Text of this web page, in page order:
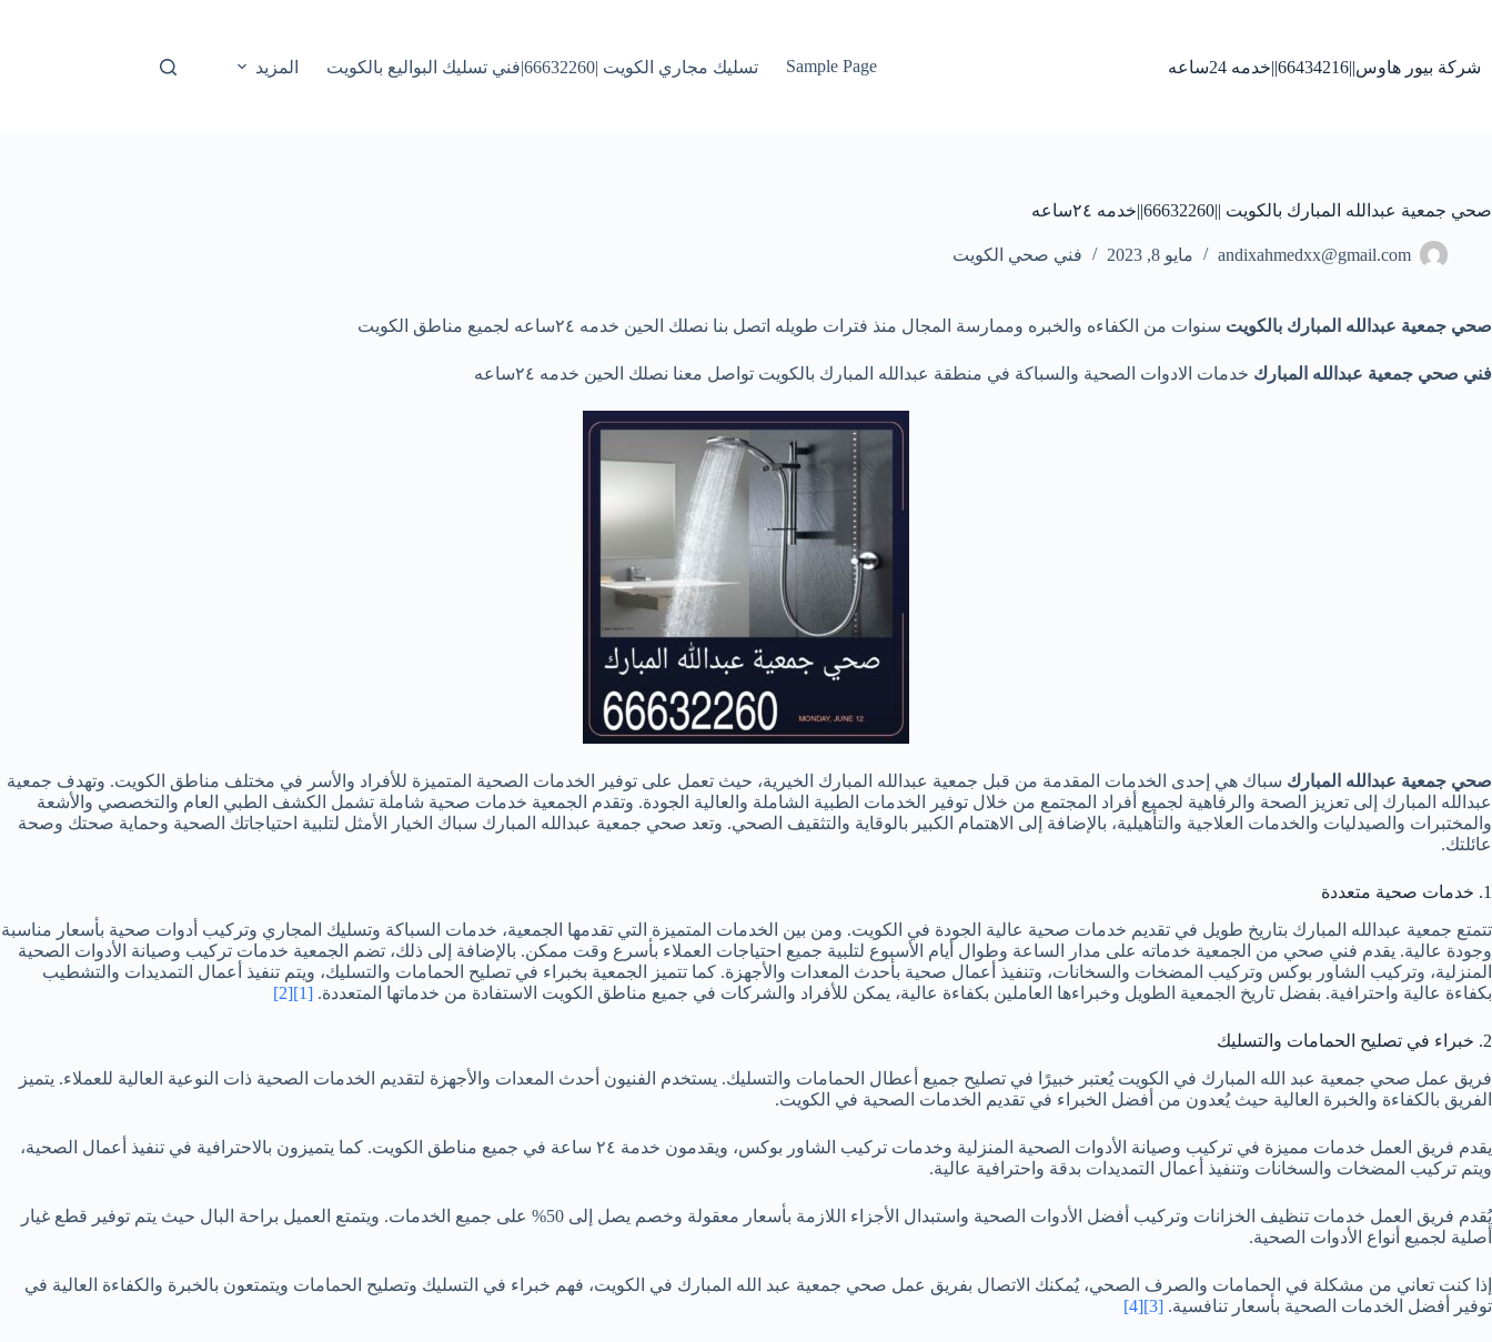
شركة بيور هاوس||66434216||خدمه 24ساعه Sample Page تسليك مجاري الكويت |66632260|فني تسليك البواليع بالكويت المزيد
صحي جمعية عبدالله المبارك بالكويت ||66632260||خدمه ٢٤ساعه
andixahmedxx@gmail.com مايو 8, 2023 فني صحي الكويت
صحي جمعية عبدالله المبارك بالكويت سنوات من الكفاءه والخبره وممارسة المجال منذ فترات طويله اتصل بنا نصلك الحين خدمه ٢٤ساعه لجميع مناطق الكويت
فني صحي جمعية عبدالله المبارك خدمات الادوات الصحية والسباكة في منطقة عبدالله المبارك بالكويت تواصل معنا نصلك الحين خدمه ٢٤ساعه
صحي جمعية عبدالله المبارك سباك هي إحدى الخدمات المقدمة من قبل جمعية عبدالله المبارك الخيرية، حيث تعمل على توفير الخدمات الصحية المتميزة للأفراد والأسر في مختلف مناطق الكويت. وتهدف جمعية
عبدالله المبارك إلى تعزيز الصحة والرفاهية لجميع أفراد المجتمع من خلال توفير الخدمات الطبية الشاملة والعالية الجودة. وتقدم الجمعية خدمات صحية شاملة تشمل الكشف الطبي العام والتخصصي والأشعة
والمختبرات والصيدليات والخدمات العلاجية والتأهيلية، بالإضافة إلى الاهتمام الكبير بالوقاية والتثقيف الصحي. وتعد صحي جمعية عبدالله المبارك سباك الخيار الأمثل لتلبية احتياجاتك الصحية وحماية صحتك وصحة
عائلتك.
1. خدمات صحية متعددة
تتمتع جمعية عبدالله المبارك بتاريخ طويل في تقديم خدمات صحية عالية الجودة في الكويت. ومن بين الخدمات المتميزة التي تقدمها الجمعية، خدمات السباكة وتسليك المجاري وتركيب أدوات صحية بأسعار مناسبة
وجودة عالية. يقدم فني صحي من الجمعية خدماته على مدار الساعة وطوال أيام الأسبوع لتلبية جميع احتياجات العملاء بأسرع وقت ممكن. بالإضافة إلى ذلك، تضم الجمعية خدمات تركيب وصيانة الأدوات الصحية
المنزلية، وتركيب الشاور بوكس وتركيب المضخات والسخانات، وتنفيذ أعمال صحية بأحدث المعدات والأجهزة. كما تتميز الجمعية بخبراء في تصليح الحمامات والتسليك، ويتم تنفيذ أعمال التمديدات والتشطيب
بكفاءة عالية واحترافية. بفضل تاريخ الجمعية الطويل وخبراءها العاملين بكفاءة عالية، يمكن للأفراد والشركات في جميع مناطق الكويت الاستفادة من خدماتها المتعددة. [1]
[2]
2. خبراء في تصليح الحمامات والتسليك
فريق عمل صحي جمعية عبد الله المبارك في الكويت يُعتبر خبيرًا في تصليح جميع أعطال الحمامات والتسليك. يستخدم الفنيون أحدث المعدات والأجهزة لتقديم الخدمات الصحية ذات النوعية العالية للعملاء. يتميز
الفريق بالكفاءة والخبرة العالية حيث يُعدون من أفضل الخبراء في تقديم الخدمات الصحية في الكويت.
يقدم فريق العمل خدمات مميزة في تركيب وصيانة الأدوات الصحية المنزلية وخدمات تركيب الشاور بوكس، ويقدمون خدمة ٢٤ ساعة في جميع مناطق الكويت. كما يتميزون بالاحترافية في تنفيذ أعمال الصحية،
ويتم تركيب المضخات والسخانات وتنفيذ أعمال التمديدات بدقة واحترافية عالية.
يُقدم فريق العمل خدمات تنظيف الخزانات وتركيب أفضل الأدوات الصحية واستبدال الأجزاء اللازمة بأسعار معقولة وخصم يصل إلى 50% على جميع الخدمات. ويتمتع العميل براحة البال حيث يتم توفير قطع غيار
أصلية لجميع أنواع الأدوات الصحية.
إذا كنت تعاني من مشكلة في الحمامات والصرف الصحي، يُمكنك الاتصال بفريق عمل صحي جمعية عبد الله المبارك في الكويت، فهم خبراء في التسليك وتصليح الحمامات ويتمتعون بالخبرة والكفاءة العالية في
توفير أفضل الخدمات الصحية بأسعار تنافسية. [3]
[4]